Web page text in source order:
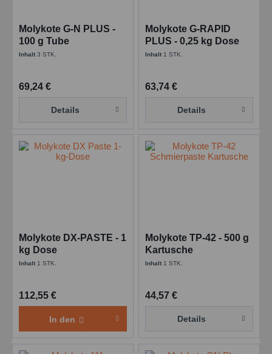
Molykote G-N PLUS -
100 g Tube
Inhalt3 STK.
69,24 €
Details
Molykote G-RAPID
PLUS - 0,25 kg Dose
Inhalt 1 STK.
63,74 €
Details
Molykote DX-PASTE - 1
kg Dose
Inhalt 1 STK.
112,55 €
In den
Molykote TP-42 - 500 g
Kartusche
Inhalt 1 STK.
44,57 €
Details